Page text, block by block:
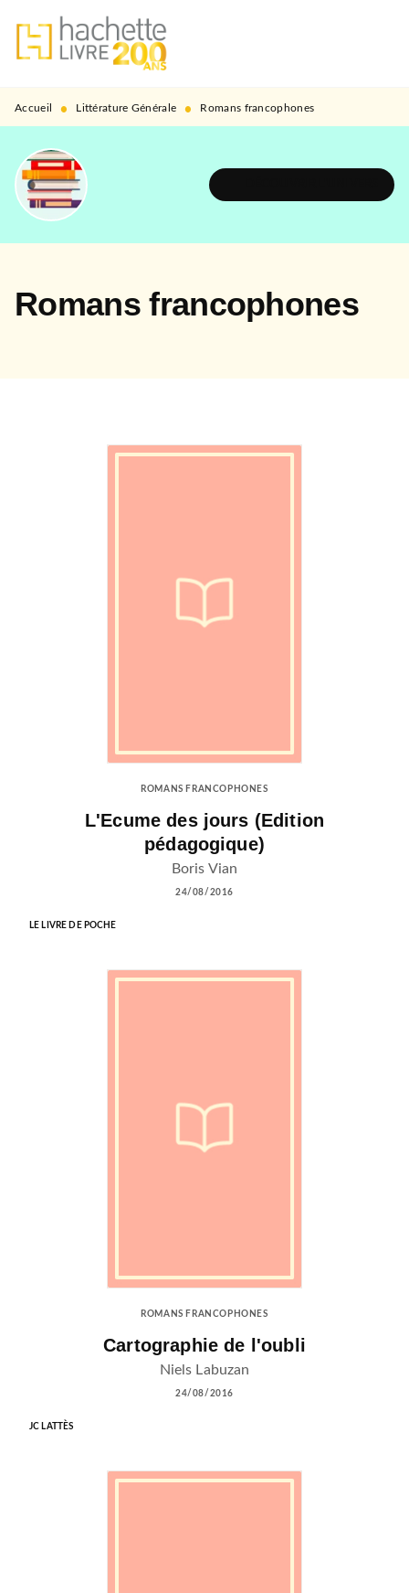
MENU RECHERCHE
PIED DE PAGE
Accueil • Littérature Générale • Romans francophones
Romans francophones
ROMANS FRANCOPHONES
L'Ecume des jours (Edition
pédagogique)
Boris Vian
24/08/2016
LE LIVRE DE POCHE
ROMANS FRANCOPHONES
Cartographie de l'oubli
Niels Labuzan
24/08/2016
JC LATTÈS